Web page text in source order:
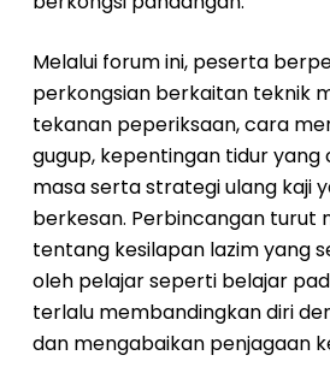
Melalui forum ini, peserta
perkongsian berkaitan teknik
tekanan peperiksaan, cara
gugup, kepentingan tidur yang
masa serta strategi ulang kaji
berkesan. Perbincangan turut
tentang kesilapan lazim yang
oleh pelajar seperti belajar
terlalu membandingkan diri
dan mengabaikan penjagaan